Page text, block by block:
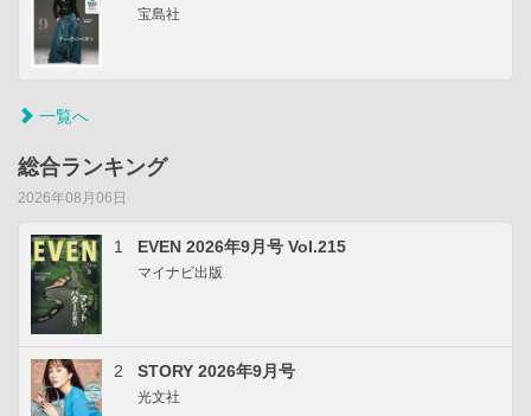
宝島社
一覧へ
総合ランキング
2026年08月06日
1 EVEN 2026年9月号 Vol.215
マイナビ出版
2 STORY 2026年9月号
光文社